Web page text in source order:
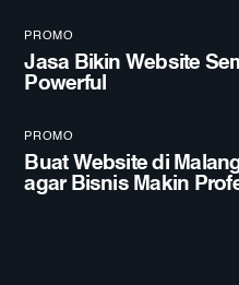
PROMO
Jasa Bikin Website
Powerful
PROMO
Buat Website di
agar Bisnis Makin